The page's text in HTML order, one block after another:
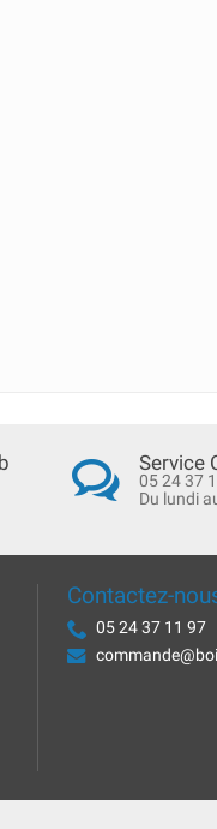
Service
05 24 37
Du lundi
Contactez-
05 24 37 11 97